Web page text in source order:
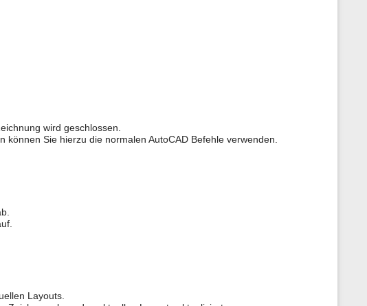
wird geschlossen.
Sie hierzu die normalen AutoCAD Befehle verwenden.
Layouts.